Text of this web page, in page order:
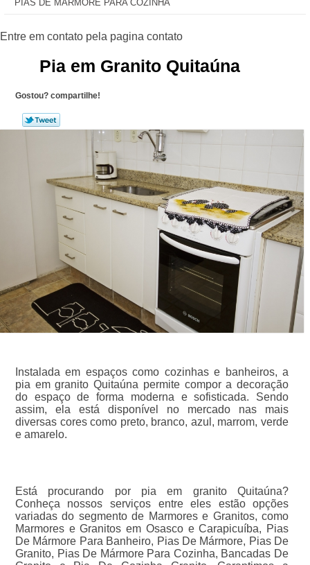
PIAS DE MÁRMORE PARA COZINHA
Pia em Granito Quitaúna
Gostou? compartilhe!
Instalada em espaços como cozinhas e banheiros, a
pia em granito Quitaúna permite compor a decoração
do espaço de forma moderna e sofisticada. Sendo
assim, ela está disponível no mercado nas mais
diversas cores como preto, branco, azul, marrom, verde
e amarelo.
Está procurando por pia em granito Quitaúna?
Conheça nossos serviços entre eles estão opções
variadas do segmento de Marmores e Granitos, como
Marmores e Granitos em Osasco e Carapicuíba, Pias
De Mármore Para Banheiro, Pias De Mármore, Pias De
Granito, Pias De Mármore Para Cozinha, Bancadas De